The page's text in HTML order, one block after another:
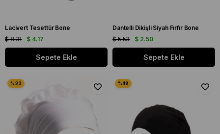
Lacivert Tesettür Bone
$ 4.17
$ 8.31
Sepete Ekle
Dantelli Dikişli Siyah Fırfır Bone
$ 2.50
$ 5.53
Sepete Ekle